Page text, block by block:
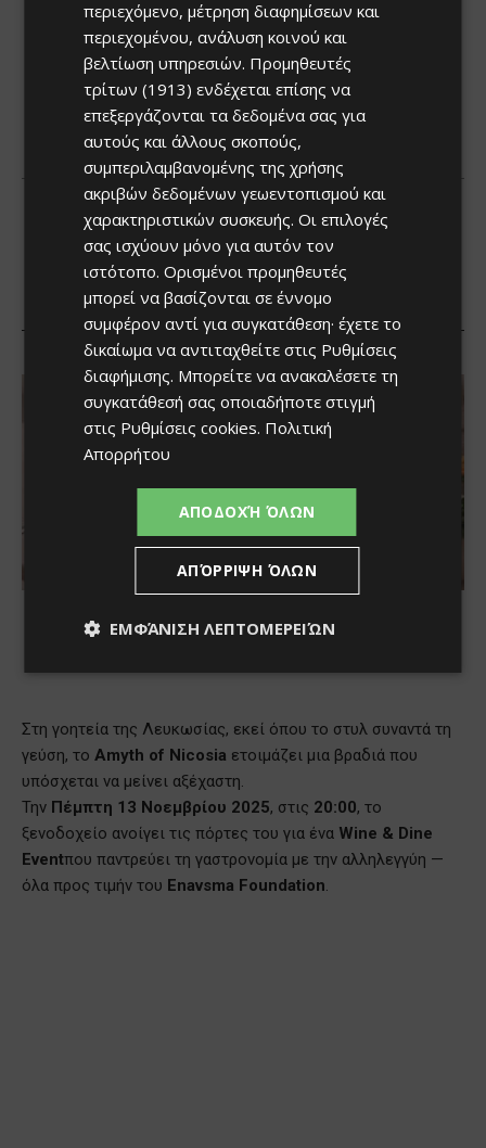
περιεχόμενο, μέτρηση διαφημίσεων και
περιεχομένου, ανάλυση κοινού και
βελτίωση υπηρεσιών. Προμηθευτές
τρίτων (1913) ενδέχεται επίσης να
επεξεργάζονται τα δεδομένα σας για
αυτούς και άλλους σκοπούς,
συμπεριλαμβανομένης της χρήσης
ακριβών δεδομένων γεωεντοπισμού και
χαρακτηριστικών συσκευής. Οι επιλογές
σας ισχύουν μόνο για αυτόν τον
ιστότοπο. Ορισμένοι προμηθευτές
μπορεί να βασίζονται σε έννομο
συμφέρον αντί για συγκατάθεση· έχετε το
δικαίωμα να αντιταχθείτε στις Ρυθμίσεις
διαφήμισης. Μπορείτε να ανακαλέσετε τη
συγκατάθεσή σας οποιαδήποτε στιγμή
στις Ρυθμίσεις cookies. Πολιτική
Απορρήτου
ΑΠΟΔΟΧΉ ΌΛΩΝ
ΑΠΌΡΡΙΨΗ ΌΛΩΝ
ΕΜΦΆΝΙΣΗ ΛΕΠΤΟΜΕΡΕΙΏΝ